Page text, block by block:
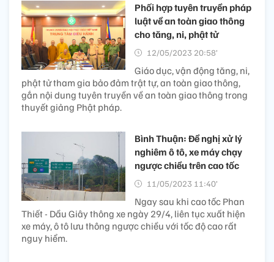
Phối hợp tuyên truyền pháp
luật về an toàn giao thông
cho tăng, ni, phật tử
12/05/2023 20:58’
Giáo dục, vận động tăng, ni,
phật tử tham gia bảo đảm trật tự, an toàn giao thông,
gắn nội dung tuyên truyền về an toàn giao thông trong
thuyết giảng Phật pháp.
Bình Thuận: Đề nghị xử lý
nghiêm ô tô, xe máy chạy
ngược chiều trên cao tốc
11/05/2023 11:40’
Ngay sau khi cao tốc Phan
Thiết - Dầu Giây thông xe ngày 29/4, liên tục xuất hiện
xe máy, ô tô lưu thông ngược chiều với tốc độ cao rất
nguy hiểm.